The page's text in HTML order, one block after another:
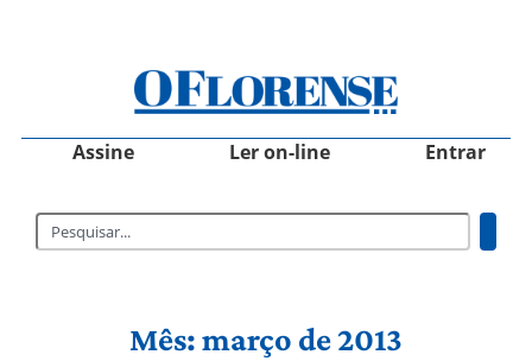
Assine Ler on-line Entrar
Mês: março de 2013